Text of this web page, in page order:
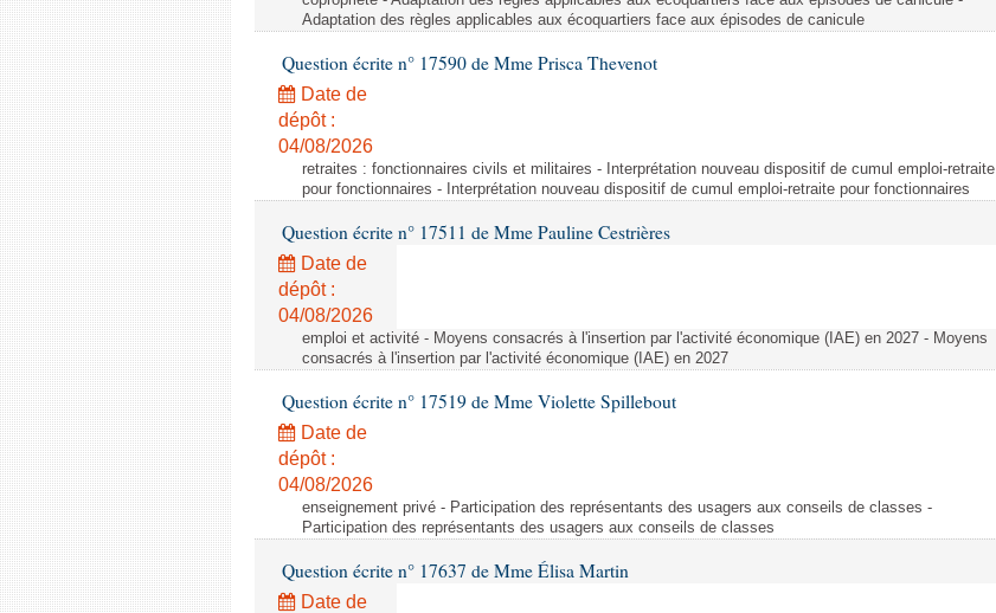
Adaptation des règles applicables aux écoquartiers face aux épisodes de canicule
Question écrite n° 17590 de Mme Prisca Thevenot
Date de
dépôt :
04/08/2026
retraites : fonctionnaires civils et militaires - Interprétation nouveau dispositif de cumul emploi-retraite
pour fonctionnaires - Interprétation nouveau dispositif de cumul emploi-retraite pour fonctionnaires
Question écrite n° 17511 de Mme Pauline Cestrières
Date de
dépôt :
04/08/2026
emploi et activité - Moyens consacrés à l'insertion par l'activité économique (IAE) en 2027 - Moyens
consacrés à l'insertion par l'activité économique (IAE) en 2027
Question écrite n° 17519 de Mme Violette Spillebout
Date de
dépôt :
04/08/2026
enseignement privé - Participation des représentants des usagers aux conseils de classes -
Participation des représentants des usagers aux conseils de classes
Question écrite n° 17637 de Mme Élisa Martin
Date de